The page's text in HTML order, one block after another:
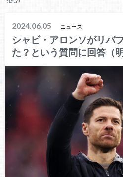
2024.06.05 ニュース
シャビ・アロンソがリバ
た？という質問に回答（